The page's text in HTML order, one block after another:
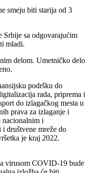
smeju biti starija od 3
sa odgovarajućim
mladi.
delom. Umetničko delo
podršku do
rada, priprema i
do izlagačkog mesta u
prava za izlaganje i
nacionalnim i
društvene mreže do
je kraj 2022.
virusom COVID-19 bude